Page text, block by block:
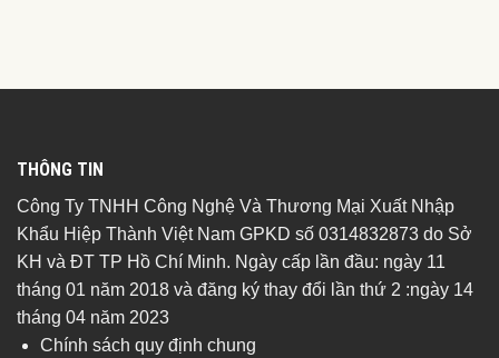
THÔNG TIN
Công Ty TNHH Công Nghệ Và Thương Mại Xuất Nhập
Khẩu Hiệp Thành Việt Nam GPKD số 0314832873 do Sở
KH và ĐT TP Hồ Chí Minh. Ngày cấp lần đầu: ngày 11
tháng 01 năm 2018 và đăng ký thay đổi lần thứ 2 :ngày 14
tháng 04 năm 2023
Chính sách quy định chung